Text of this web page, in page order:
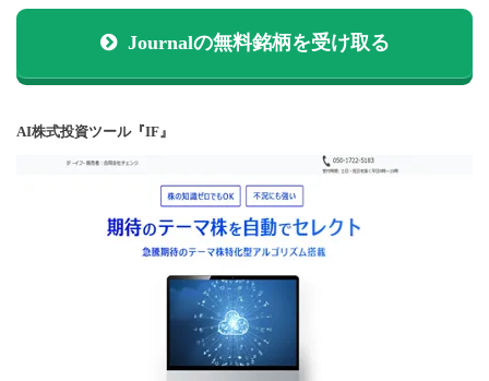
Journalの無料銘柄を受け取る
AI株式投資ツール『IF』